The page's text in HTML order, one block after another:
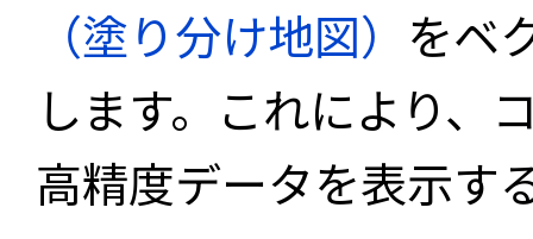
（塗り分け地図） をベ
します。これにより、
高精度データを表示す